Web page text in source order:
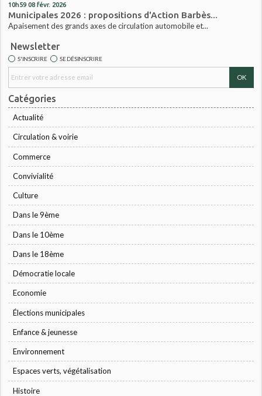
10h59 08 févr. 2026
Municipales 2026 : propositions d'Action Barbès...
Apaisement des grands axes de circulation automobile et...
Newsletter
S'INSCRIRE SE DÉSINSCRIRE
Catégories
Actualité
Circulation & voirie
Commerce
Convivialité
Culture
Dans le 9ème
Dans le 10ème
Dans le 18ème
Démocratie locale
Economie
Élections municipales
Enfance & jeunesse
Environnement
Espaces verts, végétalisation
Histoire